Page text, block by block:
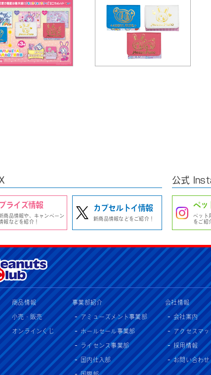
プライズ情報
商品情報や、キャンペーン
報などを紹介！
カプセルトイ情報
新商品情報などをご紹介！
公式
ペッ
ペット
をご紹
商品情報
小売・販売
オンラインくじ
事業部紹介
アミューズメント事業部
ホールセール事業部
ライセンス事業部
国内仕入部
会社情報
会社案内
アクセスマッ
採用情報
お問い合わせ